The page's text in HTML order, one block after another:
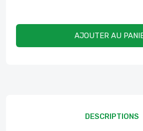
AJOUTER AU
DESCRIPTIONS